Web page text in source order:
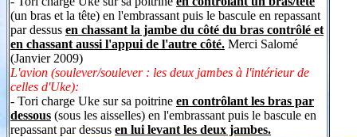
(un bras et la tête) en l'embrassant puis le bascule en repassant
par dessus en chassant la jambe du côté du bras contrôlé et
en chassant aussi l'appui de l'autre côté. Merci Salomé
(Janvier 2009)
L'avion (soulever/soulever: les deux jambes à l'intérieur de
celles d'Uke):
- Tori charge Uke sur sa poitrine en contrôlant les bras par
dessous (sous les aisselles) en l'embrassant puis le bascule en
repassant par dessus en lui levant les deux jambes.